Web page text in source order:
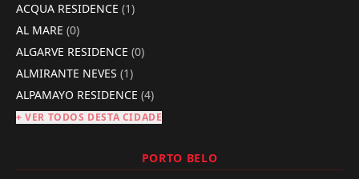
ACQUA RESIDENCE (1)
AL MARE (0)
ALGARVE RESIDENCE (0)
ALMIRANTE NEVES (1)
ALPAMAYO RESIDENCE (4)
+ VER TODOS DESTA CIDADE
PORTO BELO